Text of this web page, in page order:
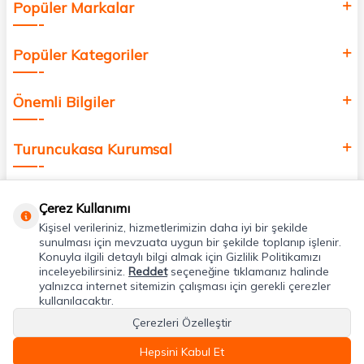
Popüler Markalar
Popüler Kategoriler
Önemli Bilgiler
Turuncukasa Kurumsal
Uygulamalarımız
Adres & İletişim
Çerez Kullanımı
Kişisel verileriniz, hizmetlerimizin daha iyi bir şekilde
sunulması için mevzuata uygun bir şekilde toplanıp işlenir.
Konuyla ilgili detaylı bilgi almak için Gizlilik Politikamızı
inceleyebilirsiniz. Reddetseçeneğine tıklamanız halinde
yalnızca internet sitemizin çalışması için gerekli çerezler
kullanılacaktır.
Çerezleri Özelleştir
Hepsini Kabul Et